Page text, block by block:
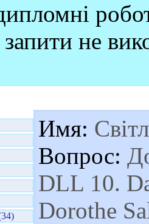
запити не
Имя:
Вопрос:
DLL 10.
Dorothe